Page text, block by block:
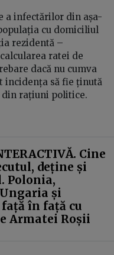
a infectărilor din așa-
cu domiciliul
rezidentă –
ratei de
dacă nu cumva
incidența să fie ținută
din rațiuni politice.
Cine
deține și
Polonia,
și
în față cu
Armatei Roșii